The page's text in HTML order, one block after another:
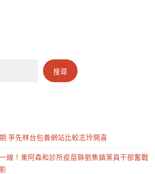
搜尋
爭先林台包養網站比較志玲開喜
線！東阿森和診所疫苗縣劉集鎮黨員干部奮戰